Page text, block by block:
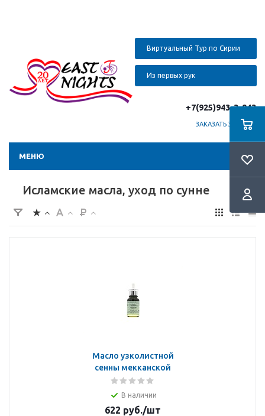
Виртуальный Тур по Сирии
Из первых рук
+7(925)943-3-943
ЗАКАЗАТЬ ЗВОНОК
МЕНЮ
Исламские масла, уход по сунне
Масло узколистной
сенны мекканской
В наличии
622 руб./шт